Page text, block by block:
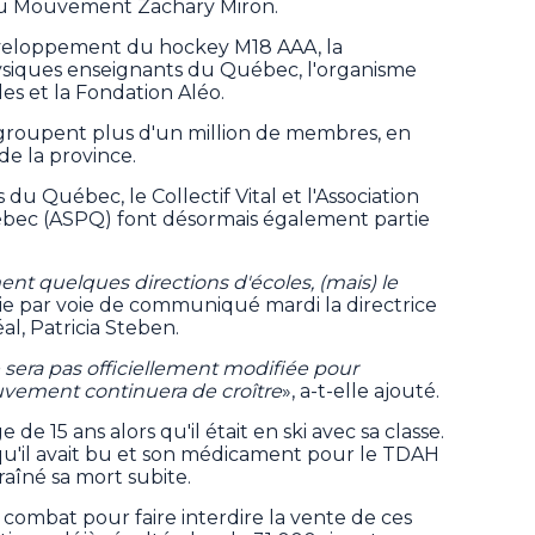
Mouvement Zachary Miron.
du hockey M18 AAA, la
enseignants du Québec, l'organisme
et la Fondation Aléo.
plus d'un million de membres, en
la province.
Québec, le Collectif Vital et l'Association
(ASPQ) font désormais également partie
quelques directions d'écoles, (mais) le
par voie de communiqué mardi la directrice
Patricia Steben.
pas officiellement modifiée pour
continuera de croître», a-t-elle ajouté.
15 ans alors qu'il était en ski avec sa classe.
avait bu et son médicament pour le TDAH
sa mort subite.
pour faire interdire la vente de ces